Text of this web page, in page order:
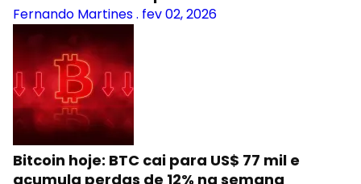
Fernando Martines. fev 02, 2026
Bitcoin hoje: BTC cai para US$ 77 mil e
acumula perdas de 12% na semana